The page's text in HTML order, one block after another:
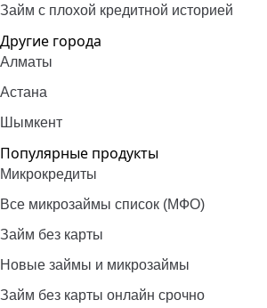
Займ с плохой кредитной историей
Другие города
Алматы
Астана
Шымкент
Популярные продукты
Микрокредиты
Все микрозаймы список (МФО)
Займ без карты
Новые займы и микрозаймы
Займ без карты онлайн срочно